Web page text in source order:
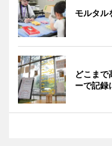
モルタル
どこま
ーで記録